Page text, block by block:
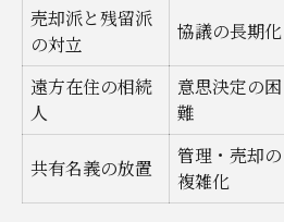
家族間の対立回避に役立つ
対立を防いだ不動産相
感情的な衝突を避ける
調停や審判に至った場
専門家の第三者的立場
家族の納得を得るため
売却派と残留派
の対立
協議の長期化
遠方在住の相続
人
意思決定の困
難
共有名義の放置
管理・売却の
複雑化